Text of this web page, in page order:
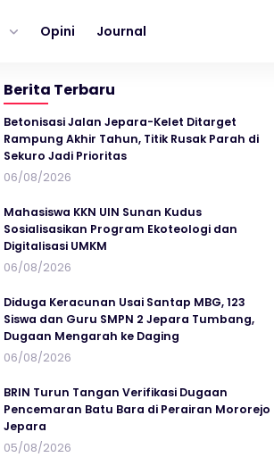
Opini Journal
Berita Terbaru
Betonisasi Jalan Jepara-Kelet Ditarget
Rampung Akhir Tahun, Titik Rusak Parah di
Sekuro Jadi Prioritas
06/08/2026
Mahasiswa KKN UIN Sunan Kudus
Sosialisasikan Program Ekoteologi dan
Digitalisasi UMKM
06/08/2026
Diduga Keracunan Usai Santap MBG, 123
Siswa dan Guru SMPN 2 Jepara Tumbang,
Dugaan Mengarah ke Daging
06/08/2026
BRIN Turun Tangan Verifikasi Dugaan
Pencemaran Batu Bara di Perairan Mororejo
Jepara
05/08/2026